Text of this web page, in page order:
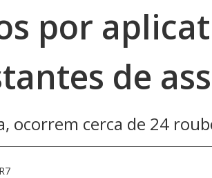
por
de
ocorrem cerca de 24